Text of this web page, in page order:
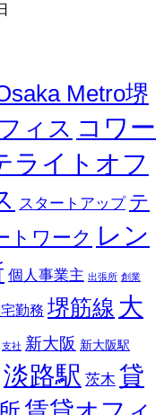
Metro堺
ィス コワー
ライトオフ
スタートアップ テ
トワーク レン
個人事業主 出張所 創業
勤務 堺筋線 大
支社 新大阪 新大阪駅
淡路駅 茨木 貸